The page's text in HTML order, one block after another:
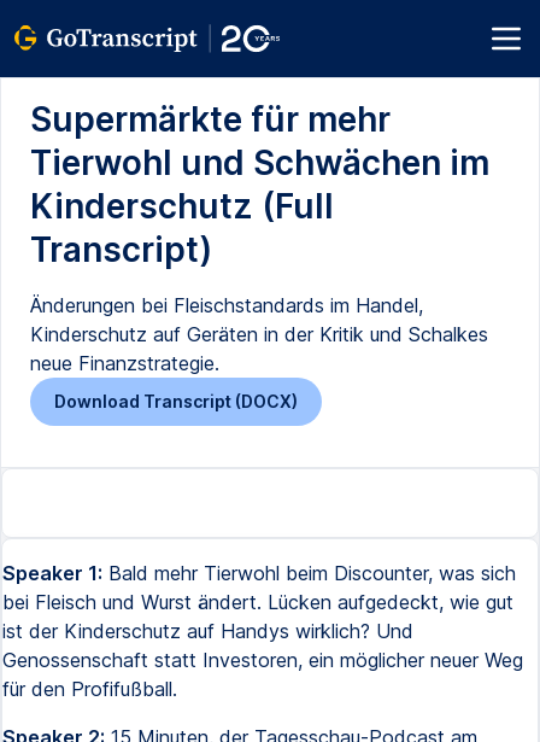
Supermärkte für mehr
Tierwohl und Schwächen im
Kinderschutz (Full
Transcript)
Änderungen bei Fleischstandards im Handel,
Kinderschutz auf Geräten in der Kritik und Schalkes
neue Finanzstrategie.
Download Transcript (DOCX)
Speaker 1: Bald mehr Tierwohl beim Discounter, was sich
bei Fleisch und Wurst ändert. Lücken aufgedeckt, wie gut
ist der Kinderschutz auf Handys wirklich? Und
Genossenschaft statt Investoren, ein möglicher neuer Weg
für den Profifußball.
Speaker 2: 15 Minuten, der Tagesschau-Podcast am